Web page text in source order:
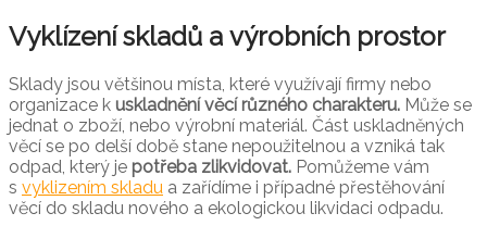
Vyklízení skladů a výrobních prostor
Sklady jsou většinou místa, které využívají firmy nebo
organizace k uskladnění věcí různého charakteru. Může se
jednat o zboží, nebo výrobní materiál. Část uskladněných
věcí se po delší době stane nepoužitelnou a vzniká tak
odpad, který je potřeba zlikvidovat. Pomůžeme vám
s vyklizením skladu a zařídíme i případné přestěhování
věcí do skladu nového a ekologickou likvidaci odpadu.